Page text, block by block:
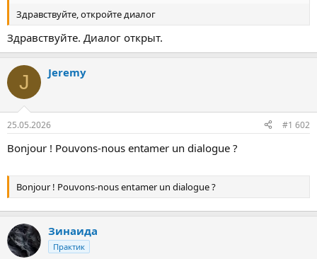
Здравствуйте, откройте диалог
Здравствуйте. Диалог открыт.
J Jeremy
25.05.2026 #1 602
Bonjour ! Pouvons-nous entamer un dialogue ?
Bonjour ! Pouvons-nous entamer un dialogue ?
Зинаида
Практик